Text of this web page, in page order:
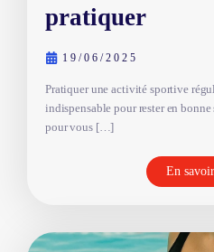
pratiquer
19/06/2025
Pratiquer une activité sportive
indispensable pour rester en
pour vous […]
En